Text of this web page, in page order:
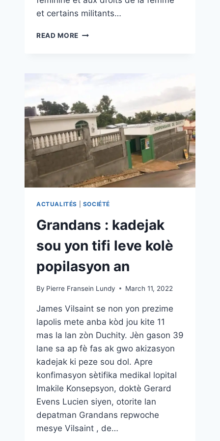
et certains militants…
READ MORE
ACTUALITÉS SOCIÉTÉ
Grandans : kadejak
sou yon tifi leve kolè
popilasyon an
By Pierre Fransein Lundy March 11, 2022
James Vilsaint se non yon prezime
lapolis mete anba kòd jou kite 11
mas la lan zòn Duchity. Jèn gason 39
lane sa ap fè fas ak gwo akizasyon
kadejak ki peze sou dol. Apre
konfimasyon sètifika medikal lopital
Imakile Konsepsyon, doktè Gerard
Evens Lucien siyen, otorite lan
depatman Grandans repwoche
mesye Vilsaint , de…